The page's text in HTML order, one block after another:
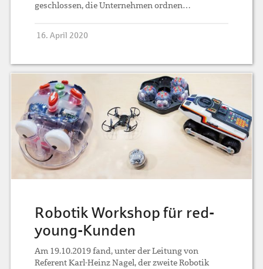
geschlossen, die Unternehmen ordnen…
16. April 2020
Robotik Workshop für red-
young-Kunden
Am 19.10.2019 fand, unter der Leitung von
Referent Karl-Heinz Nagel, der zweite Robotik